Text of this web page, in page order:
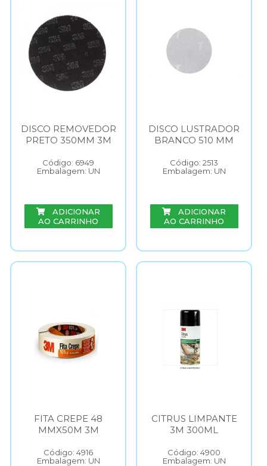
DISCO REMOVEDOR
PRETO 350MM 3M
Código: 6949
Embalagem: UN
ADICIONAR
AO CARRINHO
DISCO LUSTRADOR
BRANCO 510 MM
Código: 2513
Embalagem: UN
ADICIONAR
AO CARRINHO
FITA CREPE 48
MMX50M 3M
Código: 4916
Embalagem: UN
CITRUS LIMPANTE
3M 300ML
Código: 4900
Embalagem: UN